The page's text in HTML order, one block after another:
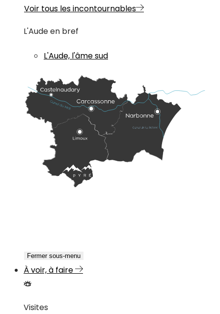
Voir tous les incontournables
L'Aude en bref
L'Aude, l'âme sud
Fermer sous-menu
À voir, à faire
Visites